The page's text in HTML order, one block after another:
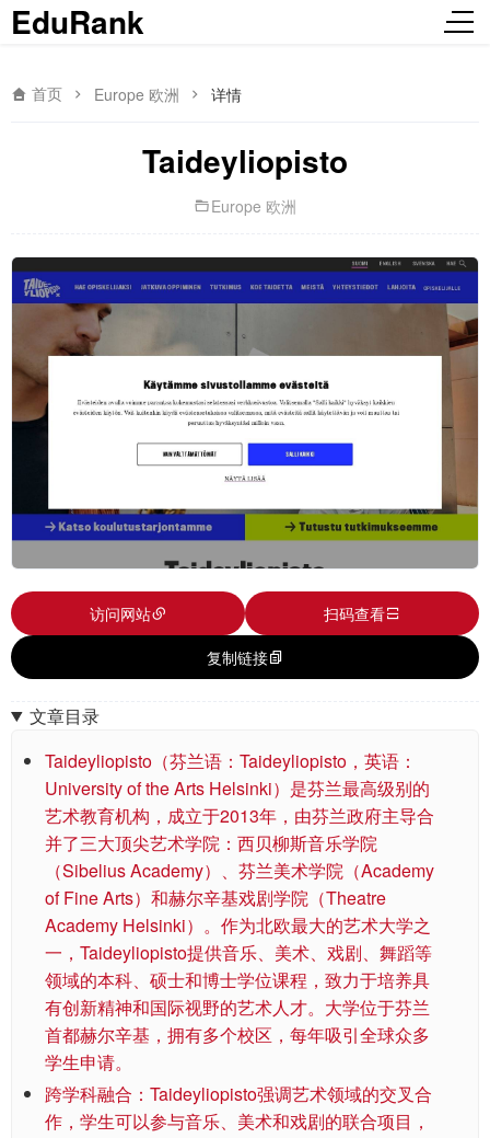
EduRank
首页 Europe 欧洲 详情
Taideyliopisto
Europe 欧洲
访问网站
扫码查看
复制链接
文章目录
Taideyliopisto（芬兰语：Taideyliopisto，英语：
University of the Arts Helsinki）是芬兰最高级别的
艺术教育机构，成立于2013年，由芬兰政府主导合
并了三大顶尖艺术学院：西贝柳斯音乐学院
（Sibelius Academy）、芬兰美术学院（Academy
of Fine Arts）和赫尔辛基戏剧学院（Theatre
Academy Helsinki）。作为北欧最大的艺术大学之
一，Taideyliopisto提供音乐、美术、戏剧、舞蹈等
领域的本科、硕士和博士学位课程，致力于培养具
有创新精神和国际视野的艺术人才。大学位于芬兰
首都赫尔辛基，拥有多个校区，每年吸引全球众多
学生申请。
跨学科融合：Taideyliopisto强调艺术领域的交叉合
作，学生可以参与音乐、美术和戏剧的联合项目，